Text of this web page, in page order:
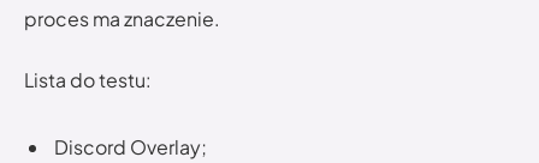
proces ma znaczenie.
Lista do testu:
Discord Overlay;